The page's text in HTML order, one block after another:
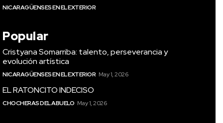
NICARAGÜENSES EN EL EXTERIOR
Popular
Cristyana Somarriba: talento, perseverancia y
evolución artística
NICARAGÜENSES EN EL EXTERIOR May 1, 2026
EL RATONCITO INDECISO
CHOCHERAS DEL ABUELO May 1, 2026